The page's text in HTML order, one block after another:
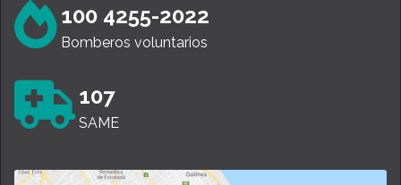
100 4255-2022
Bomberos voluntarios
107
SAME